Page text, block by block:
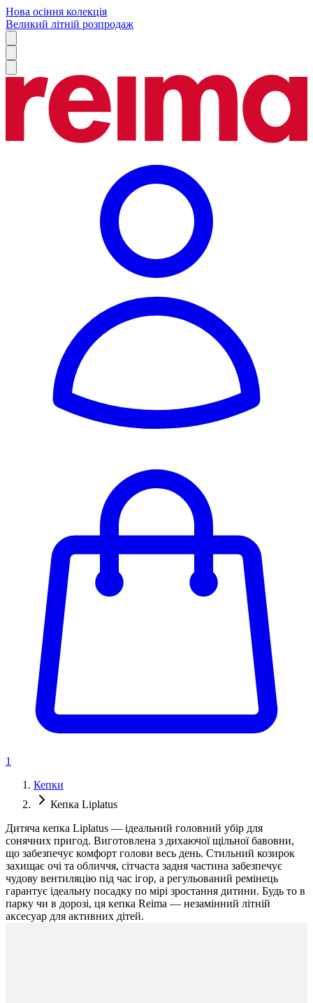
Нова осіння колекція
Великий літній розпродаж
1
Кепки
Кепка Liplatus
Дитяча кепка Liplatus — ідеальний головний убір для
сонячних пригод. Виготовлена з дихаючої щільної бавовни,
що забезпечує комфорт голови весь день. Стильний козирок
захищає очі та обличчя, сітчаста задня частина забезпечує
чудову вентиляцію під час ігор, а регульований ремінець
гарантує ідеальну посадку по мірі зростання дитини. Будь то в
парку чи в дорозі, ця кепка Reima — незамінний літній
аксесуар для активних дітей.